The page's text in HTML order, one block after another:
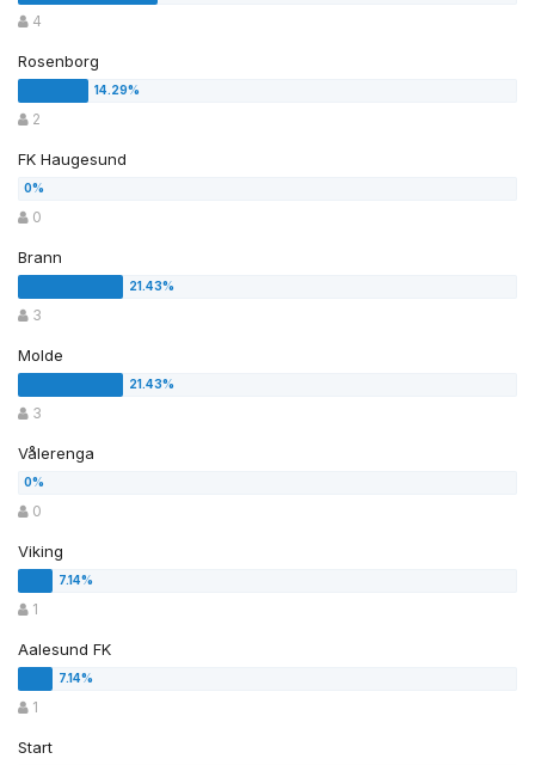
4
Rosenborg
2
FK Haugesund
0
Brann
3
Molde
3
Vålerenga
0
Viking
1
Aalesund FK
1
Start